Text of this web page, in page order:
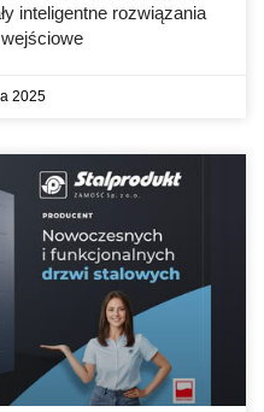
inteligentne rozwiązania
2025